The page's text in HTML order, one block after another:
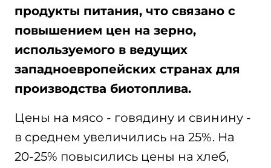
продукты питания, что связано с
повышением цен на зерно,
используемого в ведущих
западноевропейских странах для
производства биотоплива.
Цены на мясо - говядину и свинину -
в среднем увеличились на 25%. На
20-25% повысились цены на хлеб,